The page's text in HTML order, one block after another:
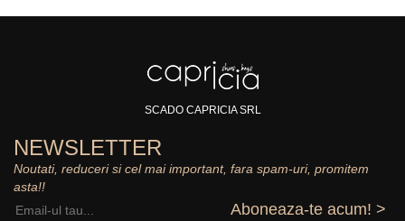
SCADO CAPRICIA SRL
NEWSLETTER
Noutati, reduceri si cel mai important, fara spam-uri, promitem
asta!!
Aboneaza-te acum! >